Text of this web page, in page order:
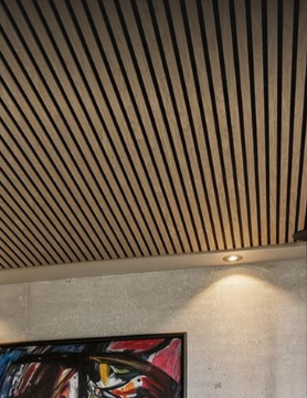
KØBERKARTOTEK